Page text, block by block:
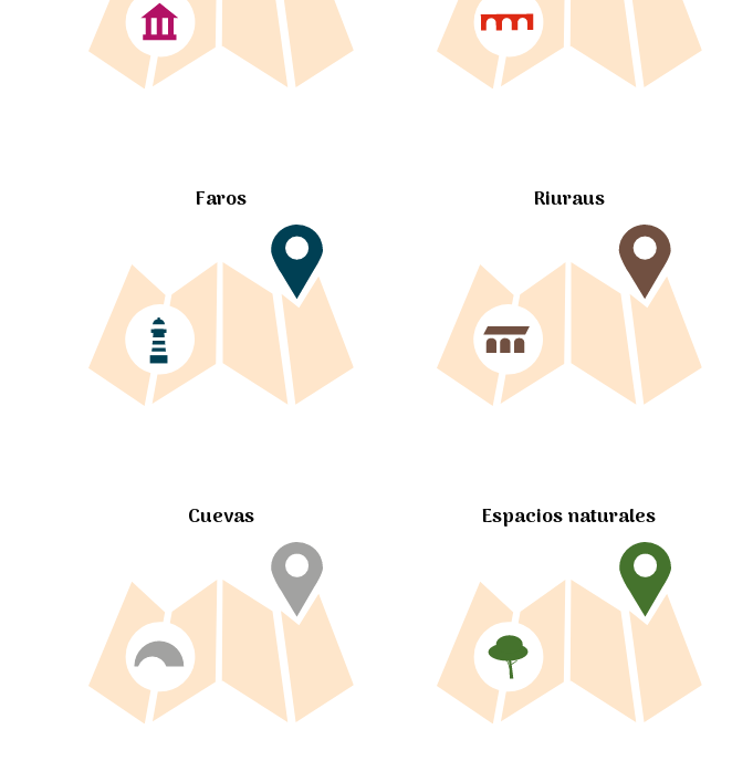
Faros Riuraus
Cuevas Espacios naturales